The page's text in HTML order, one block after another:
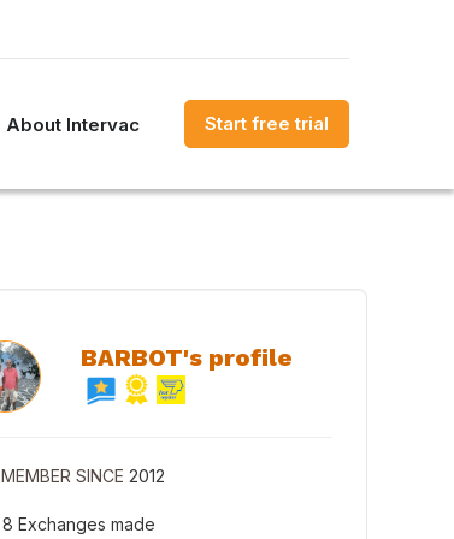
About Intervac Start free trial
BARBOT's profile
MEMBER SINCE 2012
8 Exchanges made